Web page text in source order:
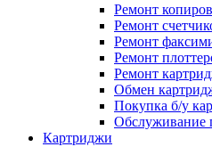
Ремонт
Ремонт
Ремонт
Ремонт
Ремонт
Обмен
Покупка б/у
Обслуживание
Картриджи